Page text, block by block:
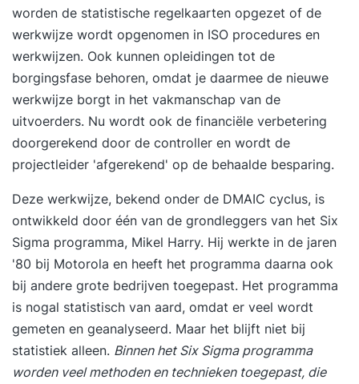
worden de statistische regelkaarten opgezet of de
werkwijze wordt opgenomen in ISO procedures en
werkwijzen. Ook kunnen opleidingen tot de
borgingsfase behoren, omdat je daarmee de nieuwe
werkwijze borgt in het vakmanschap van de
uitvoerders. Nu wordt ook de financiële verbetering
doorgerekend door de controller en wordt de
projectleider 'afgerekend' op de behaalde besparing.
Deze werkwijze, bekend onder de DMAIC cyclus, is
ontwikkeld door één van de grondleggers van het Six
Sigma programma, Mikel Harry. Hij werkte in de jaren
'80 bij Motorola en heeft het programma daarna ook
bij andere grote bedrijven toegepast. Het programma
is nogal statistisch van aard, omdat er veel wordt
gemeten en geanalyseerd. Maar het blijft niet bij
statistiek alleen. Binnen het Six Sigma programma
worden veel methoden en technieken toegepast, die